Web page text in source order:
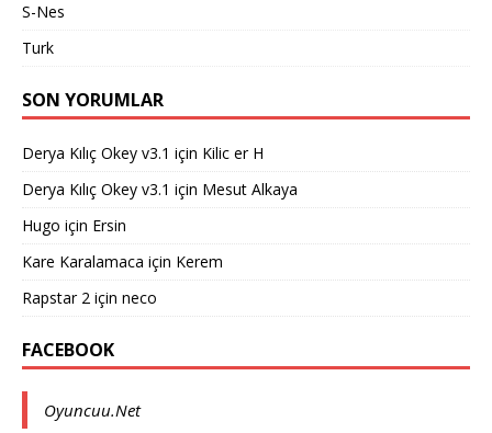
S-Nes
Turk
SON YORUMLAR
Derya Kılıç Okey v3.1 için Kilic er H
Derya Kılıç Okey v3.1 için Mesut Alkaya
Hugo için Ersin
Kare Karalamaca için Kerem
Rapstar 2 için neco
FACEBOOK
Oyuncuu.Net